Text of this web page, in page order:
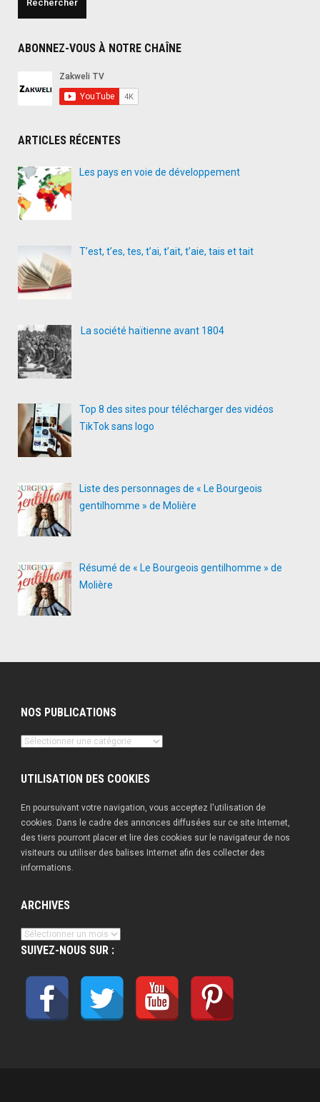
qui
ABONNEZ-VOUS À NOTRE CHAÎNE
ARTICLES RÉCENTES
Les pays en voie de développement
T’est, t’es, tes, t’ai, t’ait, t’aie, tais et tait
La société haïtienne avant 1804
Top 8 des sites pour télécharger des vidéos
TikTok sans logo
Liste des personnages de « Le Bourgeois
gentilhomme » de Molière
Résumé de « Le Bourgeois gentilhomme » de
Molière
NOS PUBLICATIONS
Nos
UTILISATION DES COOKIES
En poursuivant votre navigation, vous acceptez l'utilisation de
cookies. Dans le cadre des annonces diffusées sur ce site Internet,
des tiers pourront placer et lire des cookies sur le navigateur de nos
visiteurs ou utiliser des balises Internet afin des collecter des
informations.
ARCHIVES
Archives
SUIVEZ-NOUS SUR :